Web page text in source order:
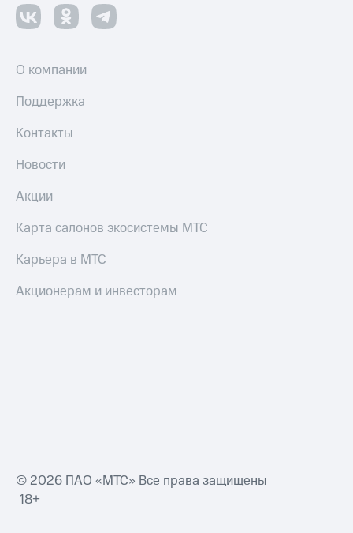
О компании
Поддержка
Контакты
Новости
Акции
Карта салонов экосистемы МТС
Карьера в МТС
Акционерам и инвесторам
© 2026 ПАО «МТС» Все права защищены
18+